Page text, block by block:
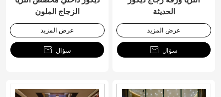
الزجاج الملون
عرض المزيد
 سؤال
الحديثة
عرض المزيد
 سؤال